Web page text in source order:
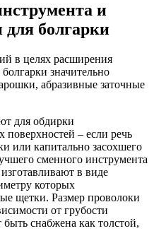
и
для болгарки
в целях расширения
значительно
абразивные заточные
для обдирки
– если речь
или капитально засохшего
сменного инструмента
в виде
которых
щетки. Размер проволоки
от грубости
снабжена как толстой,